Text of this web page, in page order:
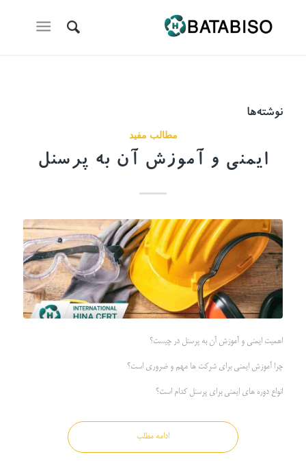
نوشته‌ها
مطالب مفید
ایمنی و آموزش آن به پرسنل
اهمیت ایمنی و آموزش آن به پرسنل در چیست؟
چرا آموزش ایمنی برای شرکت ها مهم و ضروری است؟
انواع دوره های ایمنی برای پرسنل کدام است؟
ادامه مطلب